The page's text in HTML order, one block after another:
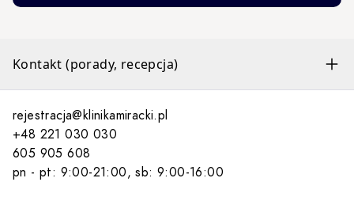
Kontakt (porady, recepcja)
rejestracja@klinikamiracki.pl
+48 221 030 030
605 905 608
pn - pt: 9:00-21:00, sb: 9:00-16:00